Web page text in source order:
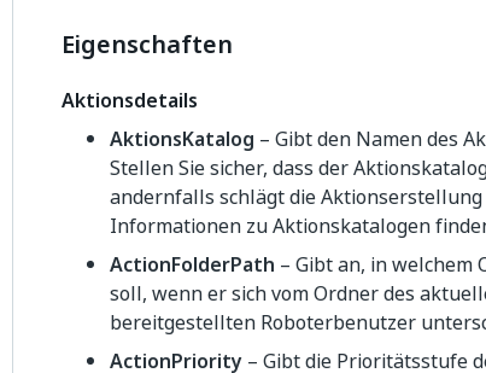
Eigenschaften
Aktionsdetails
AktionsKatalog – Gibt den Namen des
Stellen Sie sicher, dass der
andernfalls schlägt die
Informationen zu Aktionskatalogen
ActionFolderPath – Gibt an, in
soll, wenn er sich vom Ordner des
bereitgestellten Roboterbenutzer
ActionPriority – Gibt die Prioritätsstufe